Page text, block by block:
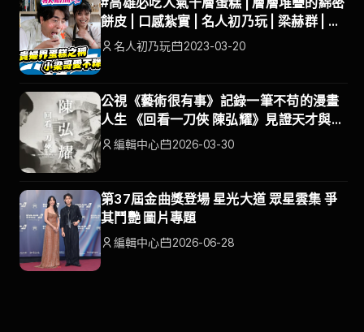
餅皮 | 口感紮實 | 名人初乃玩 | 梁赫群 | 蘿
拉 名人初乃玩 2023-03-20
公視《藝術很有事》記錄一筆不苟的漫畫
人生 《回看一刀俠 陳弘耀》見證天才與時
代 編輯中心 2026-03-30
第37屆金曲獎登場 星光大道 眾星雲集 爭
其鬥艷 圖片專題
編輯中心 2026-06-28